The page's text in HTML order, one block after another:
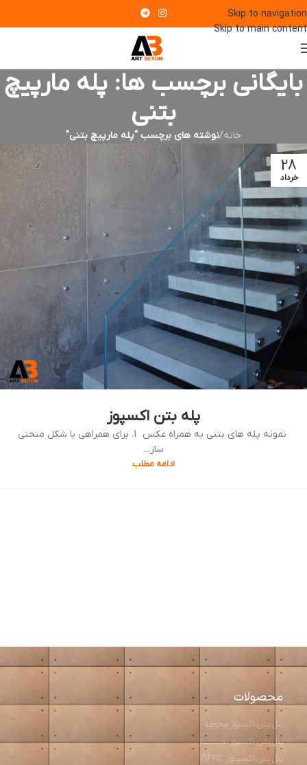
Skip to navigation
Skip to main content
بایگانی برچسب ها: پله مارپیچ
بتنی
خانه/نوشته های برچسب "پله مارپیچ بتنی"
28
خرداد
پله بتن اکسپوز
نمونه پله های بتنی به همراه عکس 1. برای همراهی با شکل منحنی
ساز...
ادامه مطلب
محصولات
پنل بتن اکسپوز محوطه
پنل بتن اکسپوز نمـــــــــا
پنل بتن اکسپــوز GFRC